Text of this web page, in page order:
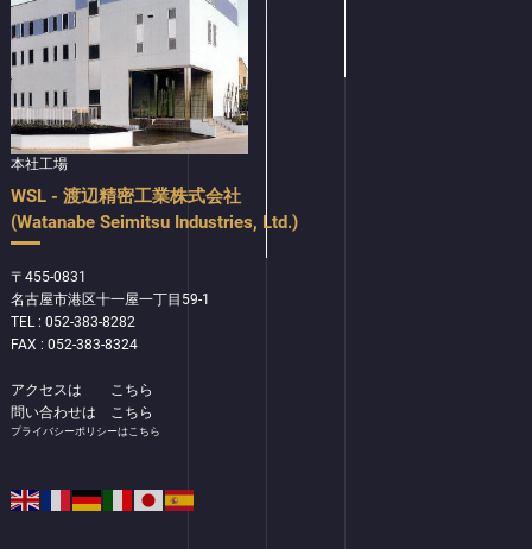
本社工場
WSL - 渡辺精密工業株式会社
(Watanabe Seimitsu Industries, Ltd.)
〒455-0831
名古屋市港区十一屋一丁目59-1
TEL : 052-383-8282
FAX : 052-383-8324
アクセスは こちら
問い合わせは こちら
プライバシーポリシーはこちら